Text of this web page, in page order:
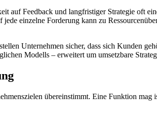
Feedback und langfristiger Strategie oft
einzelne Forderung kann zu
Unternehmen sicher, dass sich Kunden
Modells – erweitert um umsetzbare
übereinstimmt. Eine Funktion